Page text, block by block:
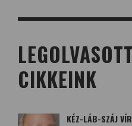
CIKKEINK
KÉZ-LÁB-SZÁJ